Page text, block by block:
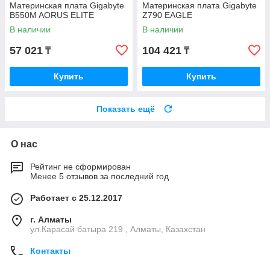
Материнская плата Gigabyte
B550M AORUS ELITE
В наличии
57 021 ₸
Купить
Материнская плата Gigabyte
Z790 EAGLE
В наличии
104 421 ₸
Купить
Показать ещё
О нас
Рейтинг не сформирован
Менее 5 отзывов за последний год
Работает с 25.12.2017
г. Алматы
ул.Карасай батыра 219 , Алматы, Казахстан
Контакты